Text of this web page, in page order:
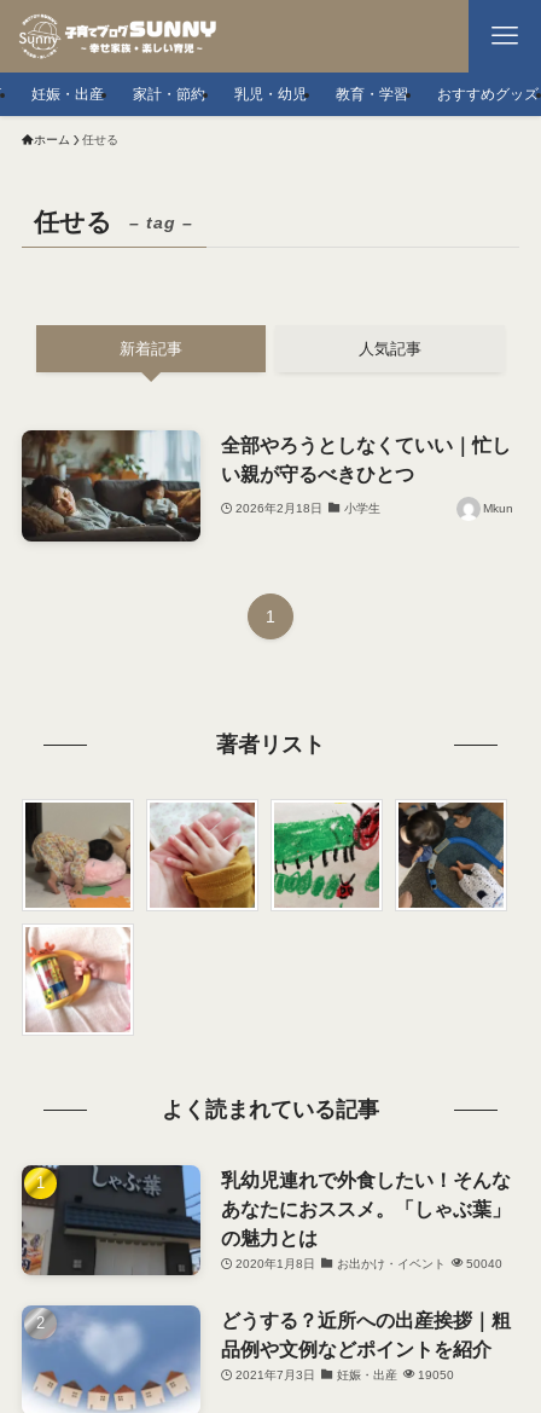
妊娠・出産 家計・節約 乳児・幼児 教育・学習 おすすめグッズ
ホーム 任せる
任せる – tag –
新着記事 人気記事
全部やろうとしなくていい｜忙し
い親が守るべきひとつ
2026年2月18日 小学生 Mkun
1
著者リスト
よく読まれている記事
乳幼児連れで外食したい！そんな
あなたにおススメ。「しゃぶ葉」
の魅力とは
2020年1月8日 お出かけ・イベント 50040
どうする？近所への出産挨拶｜粗
品例や文例などポイントを紹介
2021年7月3日 妊娠・出産 19050